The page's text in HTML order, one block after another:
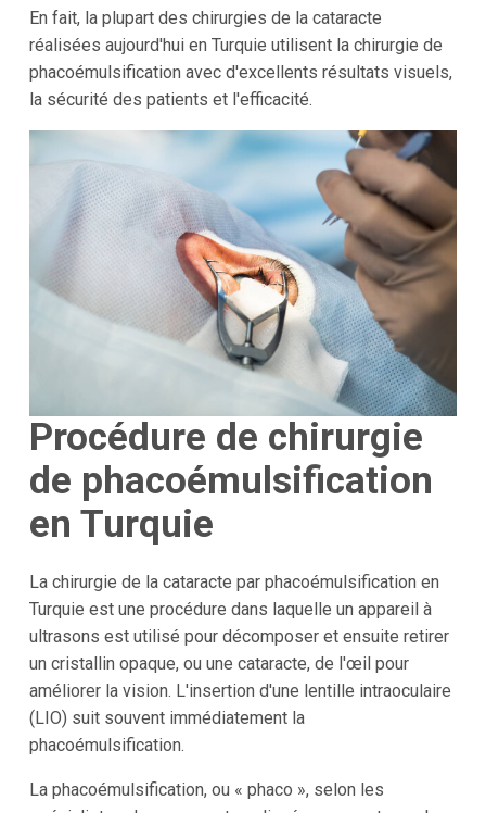
En fait, la plupart des chirurgies de la cataracte
réalisées aujourd'hui en Turquie utilisent la chirurgie de
phacoémulsification avec d'excellents résultats visuels,
la sécurité des patients et l'efficacité.
Procédure de chirurgie
de phacoémulsification
en Turquie
La chirurgie de la cataracte par phacoémulsification en
Turquie est une procédure dans laquelle un appareil à
ultrasons est utilisé pour décomposer et ensuite retirer
un cristallin opaque, ou une cataracte, de l'œil pour
améliorer la vision. L'insertion d'une lentille intraoculaire
(LIO) suit souvent immédiatement la
phacoémulsification.
La phacoémulsification, ou « phaco », selon les